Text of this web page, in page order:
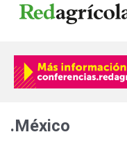
.México